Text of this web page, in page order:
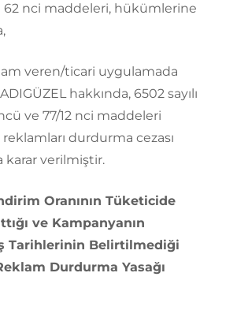
62 nci maddeleri, hükümlerine
veren/ticari uygulamada
hakkında, 6502 sayılı
ve 77/12 nci maddeleri
reklamları durdurma cezası
karar verilmiştir.
Oranının Tüketicide
ve Kampanyanın
Tarihlerinin Belirtilmediği
Durdurma Yasağı